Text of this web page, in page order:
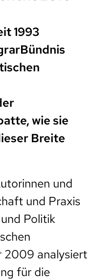
1993
wie sie
Breite
und
und Praxis
Politik
2009 analysiert
für die